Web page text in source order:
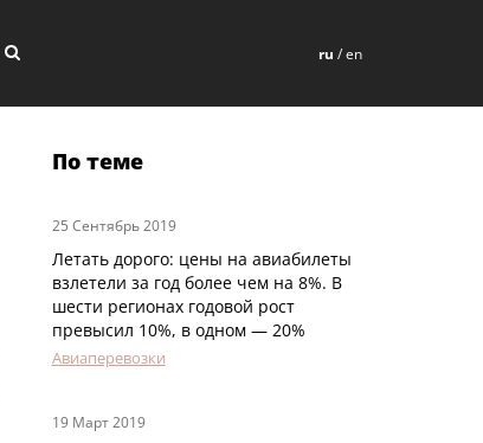
ru /en
По теме
25 Сентябрь 2019
Летать дорого: цены на авиабилеты
взлетели за год более чем на 8%. В
шести регионах годовой рост
превысил 10%, в одном — 20%
Авиаперевозки
19 Март 2019